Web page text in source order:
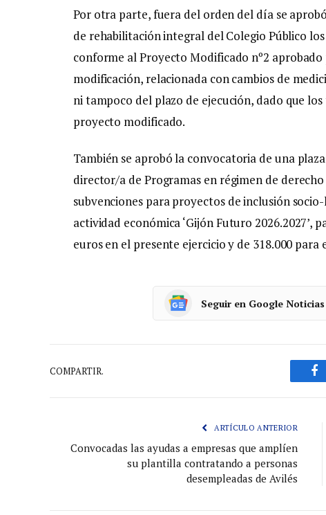
Por otra parte, fuera del orden del día se
de rehabilitación integral del Colegio Público
conforme al Proyecto Modificado nº2
modificación, relacionada con cambios de
ni tampoco del plazo de ejecución, dado que
proyecto modificado.
También se aprobó la convocatoria de una
director/a de Programas en régimen de
subvenciones para proyectos de inclusión
actividad económica ‘Gijón Futuro 2026.2027’,
euros en el presente ejercicio y de 318.000 para
Seguir en Google Noticias
COMPARTIR.
ARTÍCULO ANTERIOR
Convocadas las ayudas a empresas que amplíen
su plantilla contratando a personas
desempleadas de Avilés